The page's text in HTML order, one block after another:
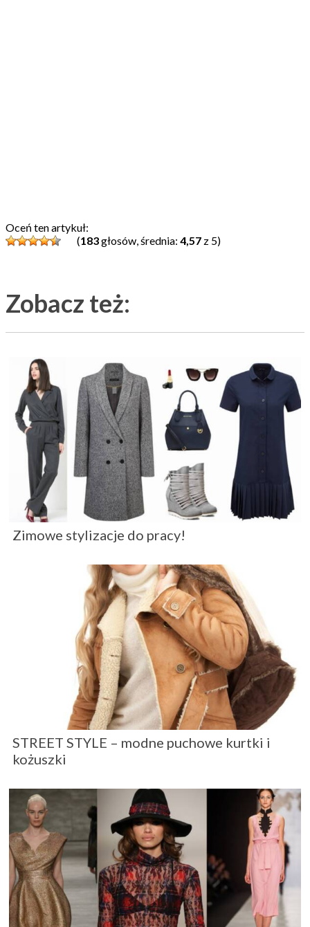
Oceń ten artykuł:
(183głosów, średnia: 4,57 z 5)
Zobacz też:
Zimowe stylizacje do pracy!
STREET STYLE – modne puchowe kurtki i
kożuszki